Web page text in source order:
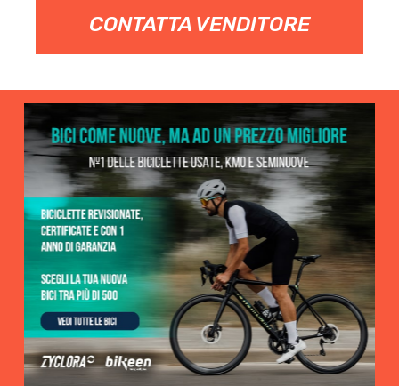
CONTATTA VENDITORE